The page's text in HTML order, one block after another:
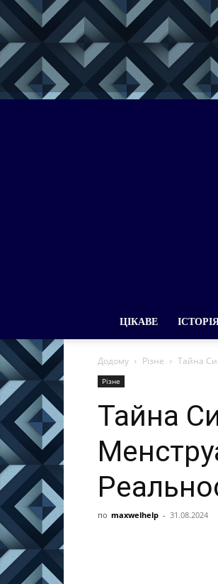
ЦІКАВЕ
Додому Різне Тайна
Різне
Тайна
по maxwelhelp - 31.08.2024